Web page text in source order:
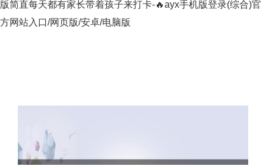
版简直每天都有家长带着孩子来打卡-🔥ayx手机版登录(综合)官
方网站入口/网页版/安卓/电脑版